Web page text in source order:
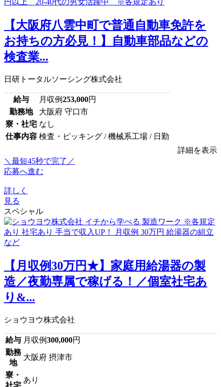
【大阪府八雲中町で普通自動車免許を
お持ちの方必見！】自動車部品などの
検査業...
日研トータルソーシング株式会社
給与 月収例253,000円
勤務地
大阪府 守口市
寮・社宅 なし
仕事内容 検査・ピッキング / 機械系工場 / 日勤
詳細を表示
＼最短45秒で完了／
応募へ進む
詳しく
見る
スペシャル
【月収例30万円★】家庭用給湯器の製
造／夜勤専属で稼げる！／個室社宅あ
り&...
ショウヨウ株式会社
給与 月収例300,000円
勤務
地
大阪府 摂津市
寮・
社宅
あり